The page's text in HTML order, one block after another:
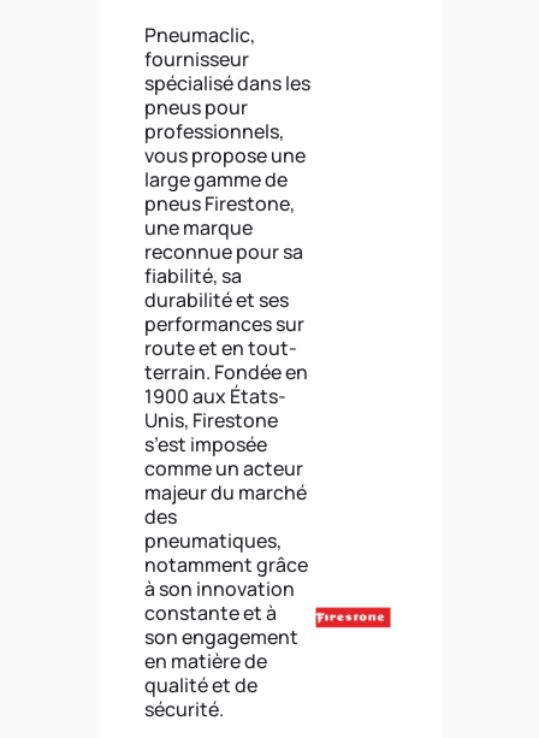
Pneumaclic,
fournisseur
spécialisé dans les
pneus pour
professionnels,
vous propose une
large gamme de
pneus Firestone,
une marque
reconnue pour sa
fiabilité, sa
durabilité et ses
performances sur
route et en tout-
terrain. Fondée en
1900 aux États-
Unis, Firestone
s’est imposée
comme un acteur
majeur du marché
des
pneumatiques,
notamment grâce
à son innovation
constante et à
son engagement
en matière de
qualité et de
sécurité.